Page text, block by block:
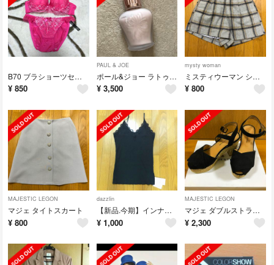
B70 ブラショーツセット
¥ 850
PAUL & JOE
ポール&ジョー ラトゥーエクラファンデーション
¥ 3,500
mysty woman
ミスティウーマン ショーパン
¥ 800
MAJESTIC LEGON
マジェ タイトスカート
¥ 800
dazzlin
【新品.今期】インナーキャミソール
¥ 1,000
MAJESTIC LEGON
マジェ ダブルストラップサンダル
¥ 2,300